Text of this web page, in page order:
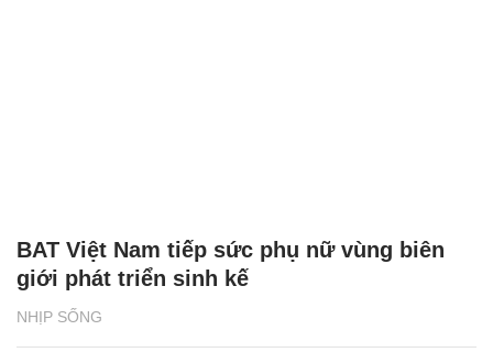
NHỊP SỐNG
BAT Việt Nam tiếp sức phụ nữ vùng biên
giới phát triển sinh kế